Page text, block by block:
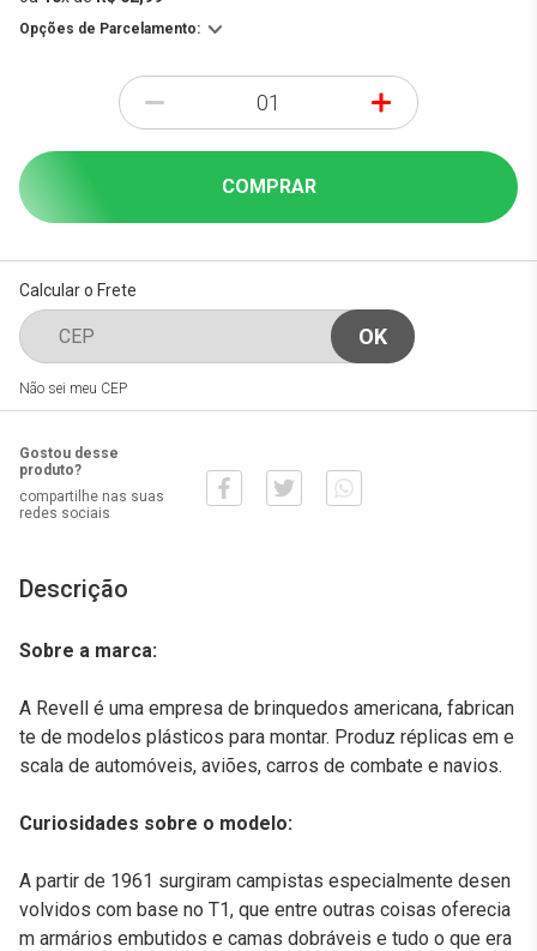
Opções de Parcelamento:
- +
COMPRAR
Calcular o Frete
Não sei meu CEP
Gostou desse
produto?
compartilhe nas suas
redes sociais
Descrição
Sobre a marca:
A Revell é uma empresa de brinquedos americana, fabrican
te de modelos plásticos para montar. Produz réplicas em e
scala de automóveis, aviões, carros de combate e navios.
Curiosidades sobre o modelo:
A partir de 1961 surgiram campistas especialmente desen
volvidos com base no T1, que entre outras coisas oferecia
m armários embutidos e camas dobráveis e tudo o que era